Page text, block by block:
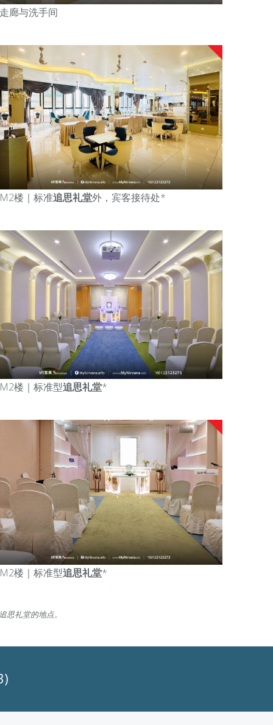
廊与洗手间
楼｜标准追思礼堂外，宾客接待处*
楼｜标准型追思礼堂*
楼｜标准型追思礼堂*
礼堂的地点。